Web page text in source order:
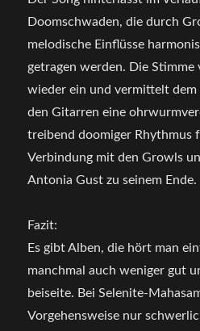
Doomschwaden, die durch
melodische Einflüsse
getragen werden. Die
wieder ein und vermittelt dem
den Gitarren eine
treibend doomiger Rhythmus
Verbindung mit den Growls
Antonia Gust zu seinem Ende.
Fazit:
Es gibt Alben, die hört man
manchmal auch weniger gut
beiseite. Bei Selenite-
Vorgehensweise nur